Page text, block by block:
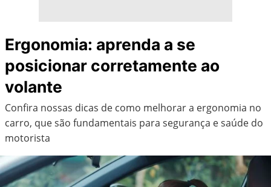
Ergonomia: aprenda a se
posicionar corretamente ao
volante
Confira nossas dicas de como melhorar a ergonomia no
carro, que são fundamentais para segurança e saúde do
motorista